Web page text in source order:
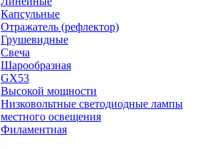
Капсульные
Отражатель (рефлектор)
Грушевидные
Свеча
Шарообразная
GX53
Высокой мощности
Низковольтные светодиодные лампы
местного освещения
Филаментная